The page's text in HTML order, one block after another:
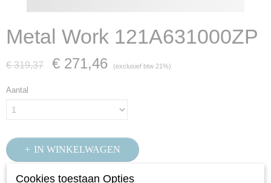
Metal Work 121A631000ZP
€ 319,37 € 271,46 (exclusief btw 21%)
Aantal
IN WINKELWAGEN
Cookies toestaan Opties